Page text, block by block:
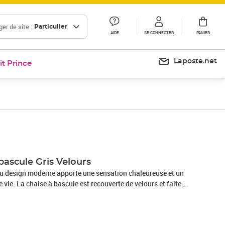
de site : Particulier
AIDE SE CONNECTER PANIER
Prince Laposte.net
Gris Velours
design moderne apporte une sensation chaleureuse et un
vie. La chaise à bascule est recouverte de velours et faite
poudre, ce qui la rend stable et douce pour l'utiliser. Le
De plus, les pieds en bois de hêtre offrent également une